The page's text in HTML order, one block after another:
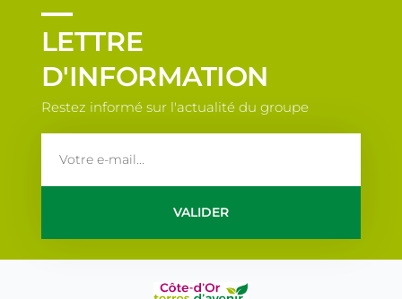
LETTRE
D'INFORMATION
Restez informé sur l'actualité du groupe
VALIDER